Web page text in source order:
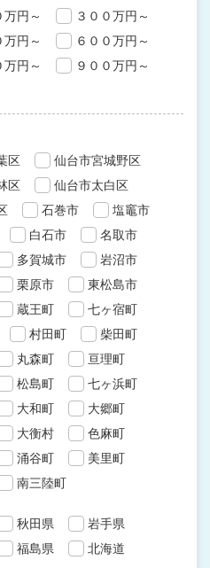
万円～
３００万円～
万円～
６００万円～
万円～
９００万円～
区
仙台市宮城野区
区
仙台市太白区
石巻市
塩竈市
白石市
名取市
多賀城市
岩沼市
栗原市
東松島市
蔵王町
七ヶ宿町
村田町
柴田町
丸森町
亘理町
松島町
七ヶ浜町
大和町
大郷町
大衡村
色麻町
涌谷町
美里町
南三陸町
秋田県
岩手県
福島県 北海道